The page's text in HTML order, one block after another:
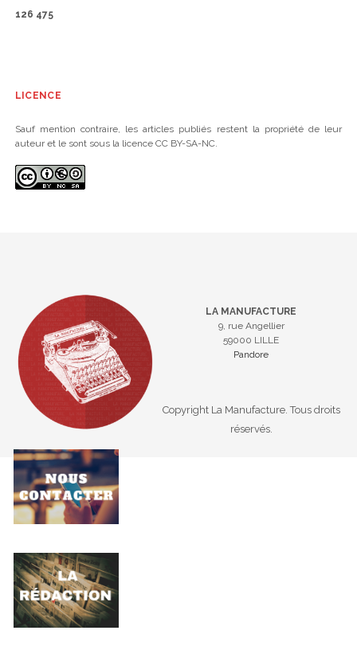
126 475
LICENCE
Sauf mention contraire, les articles publiés restent la propriété de leur
auteur et le sont sous la licence CC BY-SA-NC.
LA MANUFACTURE
9, rue Angellier
59000 LILLE
Pandore
Copyright La Manufacture. Tous droits
réservés.